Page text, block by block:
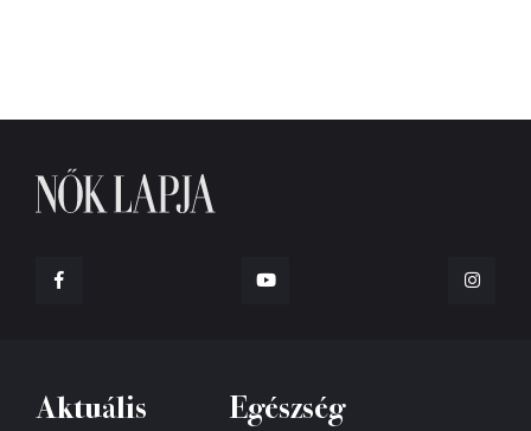
Aktuális Egészség